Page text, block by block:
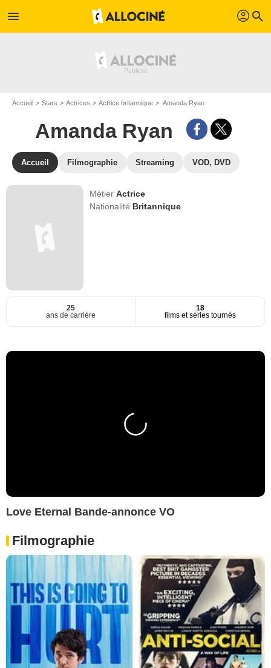
menu profil search
Accueil Stars Actrices Actrice britannique Amanda Ryan
Amanda Ryan
Accueil Filmographie Streaming VOD, DVD
MétierActrice
Nationalité Britannique
25
ans de carrière
18
films et séries tournés
Love Eternal Bande-annonce VO
Filmographie